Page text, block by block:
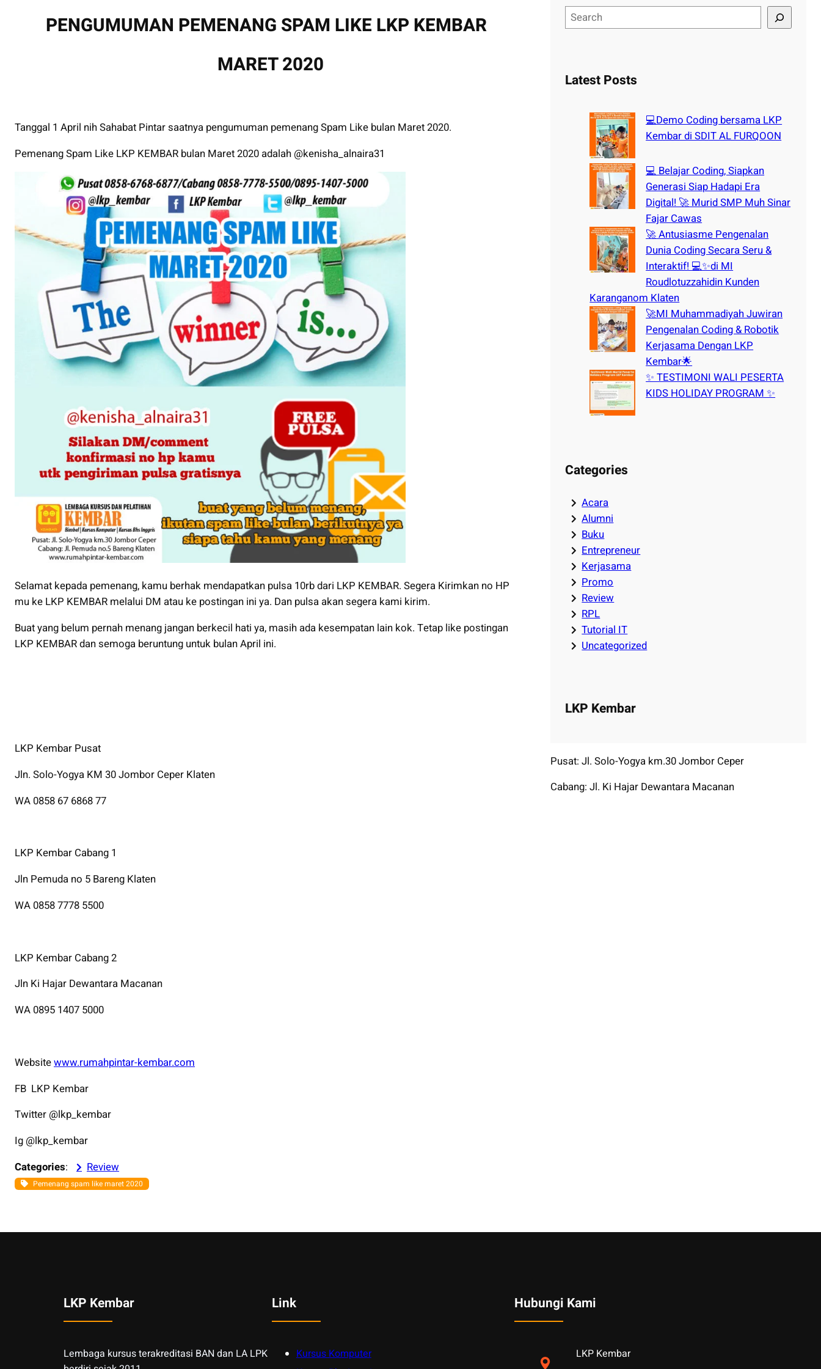
PENGUMUMAN PEMENANG SPAM LIKE LKP KEMBAR
MARET 2020
Tanggal 1 April nih Sahabat Pintar saatnya pengumuman pemenang Spam Like bulan Maret 2020.
Pemenang Spam Like LKP KEMBAR bulan Maret 2020 adalah @kenisha_alnaira31
Selamat kepada pemenang, kamu berhak mendapatkan pulsa 10rb dari LKP KEMBAR. Segera Kirimkan no HP
mu ke LKP KEMBAR melalui DM atau ke postingan ini ya. Dan pulsa akan segera kami kirim.
Buat yang belum pernah menang jangan berkecil hati ya, masih ada kesempatan lain kok. Tetap like postingan
LKP KEMBAR dan semoga beruntung untuk bulan April ini.
LKP Kembar Pusat
Jln. Solo-Yogya KM 30 Jombor Ceper Klaten
WA 0858 67 6868 77
LKP Kembar Cabang 1
Jln Pemuda no 5 Bareng Klaten
WA 0858 7778 5500
LKP Kembar Cabang 2
Jln Ki Hajar Dewantara Macanan
WA 0895 1407 5000
Websitewww.rumahpintar-kembar.com
FB LKP Kembar
Twitter @lkp_kembar
Ig @lkp_kembar
Categories: Review
Pemenang spam like maret 2020
e
cLatest Posts
💻Demo Coding bersama LKP
Kembar di SDIT AL FURQOON
💻 Belajar Coding, Siapkan
Generasi Siap Hadapi Era
Digital! 🚀 Murid SMP Muh Sinar
Fajar Cawas
🚀 Antusiasme Pengenalan
Dunia Coding Secara Seru &
Interaktif! 💻✨di MI
Roudlotuzzahidin Kunden
Karanganom Klaten
🚀MI Muhammadiyah Juwiran
Pengenalan Coding & Robotik
Kerjasama Dengan LKP
Kembar🌟
✨ TESTIMONI WALI PESERTA
KIDS HOLIDAY PROGRAM ✨
Categories
Acara
Alumni
Buku
Entrepreneur
Kerjasama
Promo
Review
RPL
Tutorial IT
Uncategorized
LKP Kembar
Pusat: Jl. Solo-Yogya km.30 Jombor Ceper
Cabang: Jl. Ki Hajar Dewantara Macanan
LKP Kembar
Lembaga kursus terakreditasi BAN dan LA LPK
Link
Kursus Komputer
Hubungi Kami
LKP Kembar